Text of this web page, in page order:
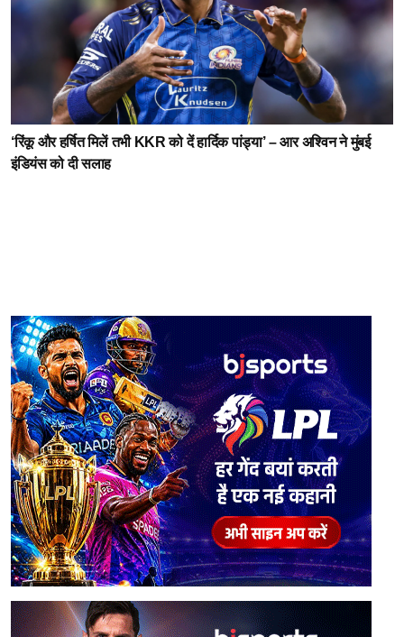
‘रिंकू और हर्षित मिलें तभी KKR को दें हार्दिक पांड्या’ – आर अश्विन ने मुंबई
इंडियंस को दी सलाह